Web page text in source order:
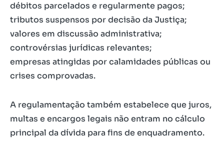
débitos parcelados e regularmente pagos;
tributos suspensos por decisão da Justiça;
valores em discussão administrativa;
controvérsias jurídicas relevantes;
empresas atingidas por calamidades públicas ou
crises comprovadas.
A regulamentação também estabelece que juros,
multas e encargos legais não entram no cálculo
principal da dívida para fins de enquadramento.